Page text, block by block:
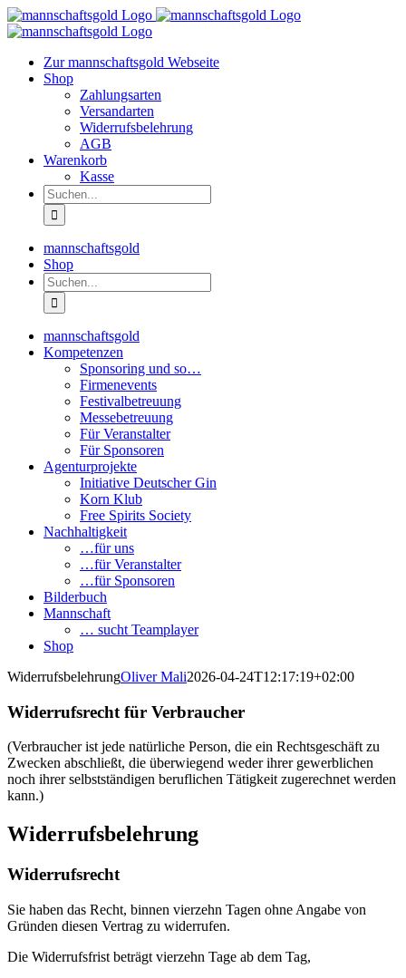
Zum
Inhalt
Zur mannschaftsgold Webseite
Shop
Zahlungsarten
Versandarten
Widerrufsbelehrung
AGB
Warenkorb
Kasse
Suche
nach:
mannschaftsgold
Shop
Suche
nach:
mannschaftsgold
Kompetenzen
Sponsoring und so…
Firmenevents
Festivalbetreuung
Messebetreuung
Für Veranstalter
Für Sponsoren
Agenturprojekte
Initiative Deutscher Gin
Korn Klub
Free Spirits Society
Nachhaltigkeit
…für uns
…für Veranstalter
…für Sponsoren
Bilderbuch
Mannschaft
… sucht Teamplayer
Shop
WiderrufsbelehrungOliver Mali2026-04-24T12:17:19+02:00
Widerrufsrecht für Verbraucher
(Verbraucher ist jede natürliche Person, die ein Rechtsgeschäft zu
Zwecken abschließt, die überwiegend weder ihrer gewerblichen
noch ihrer selbstständigen beruflichen Tätigkeit zugerechnet werden
kann.)
Widerrufsbelehrung
Widerrufsrecht
Sie haben das Recht, binnen vierzehn Tagen ohne Angabe von
Gründen diesen Vertrag zu widerrufen.
Die Widerrufsfrist beträgt vierzehn Tage ab dem Tag,